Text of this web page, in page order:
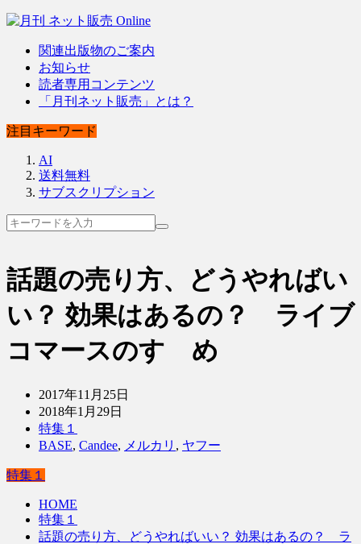
関連出版物のご案内
お知らせ
読者専用コンテンツ
「月刊ネット販売」とは？
注目キーワード
AI
送料無料
サブスクリプション
話題の売り方、どうやればい
い？ 効果はあるの？ ライブ
コマースのすゝめ
2017年11月25日
2018年1月29日
特集１
BASE, Candee, メルカリ , ヤフー
特集１
HOME
特集１
話題の売り方、どうやればいい？ 効果はあるの？ ラ